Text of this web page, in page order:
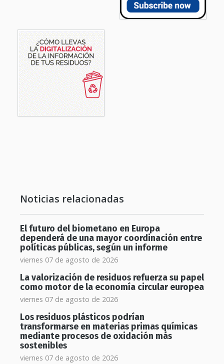
Noticias relacionadas
El futuro del biometano en Europa
dependerá de una mayor coordinación entre
políticas públicas, según un informe
viernes 07 de agosto de 2026
La valorización de residuos refuerza su papel
como motor de la economía circular europea
viernes 07 de agosto de 2026
Los residuos plásticos podrían
transformarse en materias primas químicas
mediante procesos de oxidación más
sostenibles
viernes 07 de agosto de 2026